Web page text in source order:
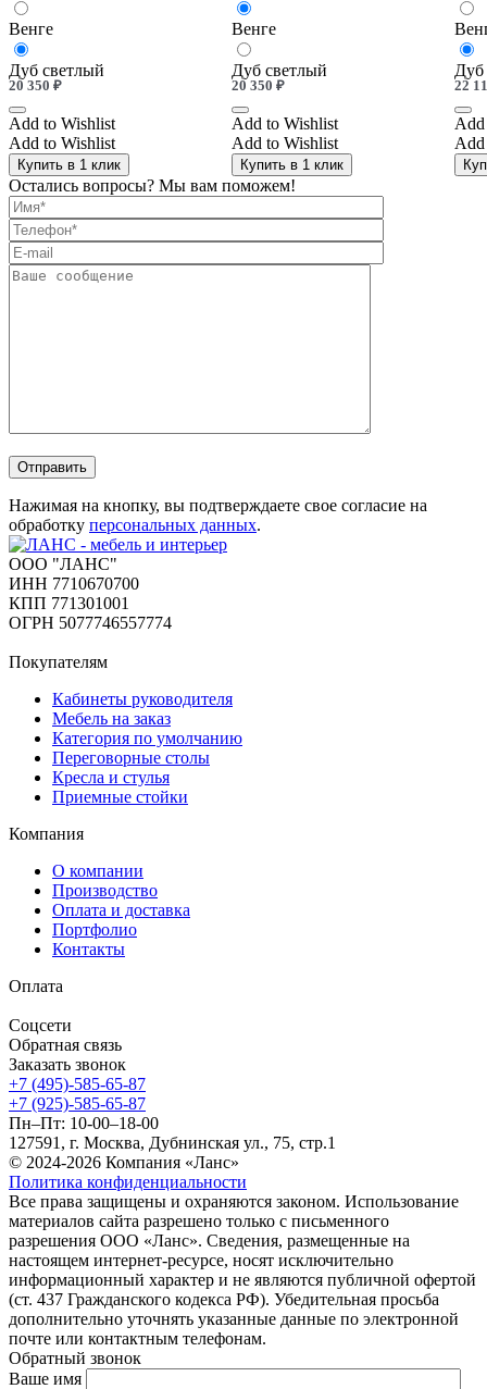
Венге
Дуб светлый
20 350 ₽
Add to Wishlist
Add to Wishlist
Купить в 1 клик
Венге
Дуб светлый
20 350 ₽
Add to Wishlist
Add to Wishlist
Купить в 1 клик
Дуб
22
Остались вопросы? Мы вам поможем!
Отправить
Нажимая на кнопку, вы подтверждаете свое согласие на
обработку персональных данных.
ООО "ЛАНС"
ИНН 7710670700
КПП 771301001
ОГРН 5077746557774
Покупателям
Кабинеты руководителя
Мебель на заказ
Категория по умолчанию
Переговорные столы
Кресла и стулья
Приемные стойки
Компания
О компании
Производство
Оплата и доставка
Портфолио
Контакты
Оплата
Соцсети
Обратная связь
Заказать звонок
+7 (495)-585-65-87
+7 (925)-585-65-87
Пн–Пт: 10-00–18-00
127591, г. Москва, Дубнинская ул., 75, стр.1
© 2024-2026 Компания «Ланс»
Политика конфиденциальности
Все права защищены и охраняются законом. Использование
материалов сайта разрешено только с письменного
разрешения ООО «Ланс». Сведения, размещенные на
настоящем интернет-ресурсе, носят исключительно
информационный характер и не являются публичной офертой
(ст. 437 Гражданского кодекса РФ). Убедительная просьба
дополнительно уточнять указанные данные по электронной
почте или контактным телефонам.
Обратный звонок
Ваше имя